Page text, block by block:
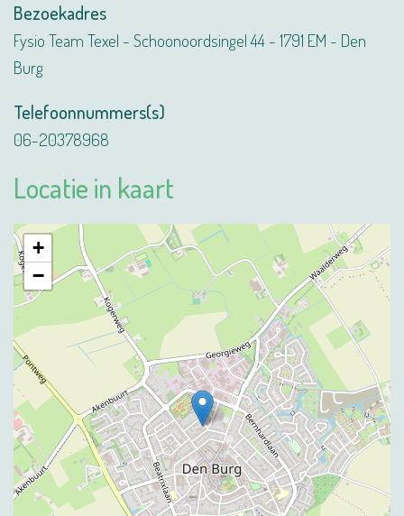
Bezoekadres
Fysio Team Texel - Schoonoordsingel 44 - 1791 EM - Den
Burg
Telefoonnummers(s)
06-20378968
Locatie in kaart
+
−